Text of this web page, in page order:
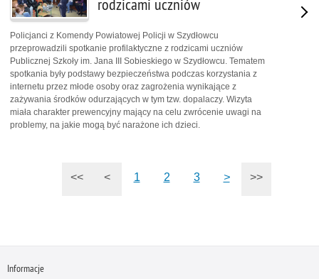
rodzicami uczniów
Policjanci z Komendy Powiatowej Policji w Szydłowcu
przeprowadzili spotkanie profilaktyczne z rodzicami uczniów
Publicznej Szkoły im. Jana III Sobieskiego w Szydłowcu. Tematem
spotkania były podstawy bezpieczeństwa podczas korzystania z
internetu przez młode osoby oraz zagrożenia wynikające z
zażywania środków odurzających w tym tzw. dopalaczy. Wizyta
miała charakter prewencyjny mający na celu zwrócenie uwagi na
problemy, na jakie mogą być narażone ich dzieci.
<< < 1 2 3 > >>
Informacje